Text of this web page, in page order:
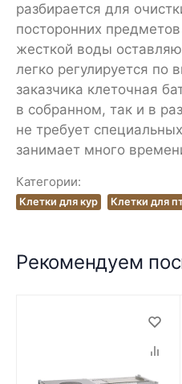
разбирается для
посторонних
жесткой воды
легко регулируется по
заказчика клеточная
в собранном, так и в
не требует
занимает много
Категории:
Клетки для кур Клетки для
Рекомендуем